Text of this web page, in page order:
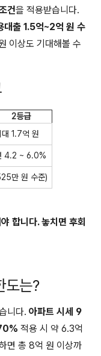
건을 적용받습니다.
대출 1.5억~2억 원 수
이상도 기대해볼 수
2등급
대 1.7억 원
4.2 ~ 6.0%
만 원 수준)
합니다. 놓치면 후회
도는?
니다. 아파트 시세 9
적용 시 약 6.3억
면 총 8억 원 이상까